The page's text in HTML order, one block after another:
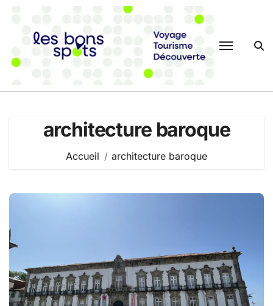
contenu
architecture baroque
Accueil architecture baroque